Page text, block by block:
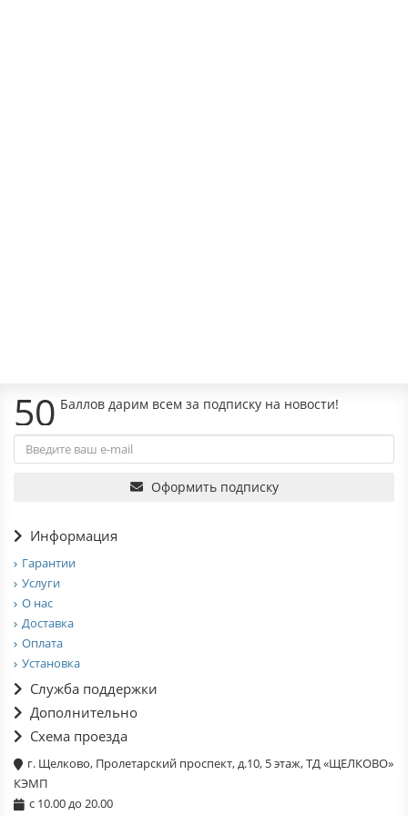
50 Баллов дарим всем за подписку на новости!
Оформить подписку
Информация
Гарантии
Услуги
О нас
Доставка
Оплата
Установка
Служба поддержки
Дополнительно
Схема проезда
г. Щелково, Пролетарский проспект, д.10, 5 этаж, ТД «ЩЕЛКОВО»
КЭМП
с 10.00 до 20.00